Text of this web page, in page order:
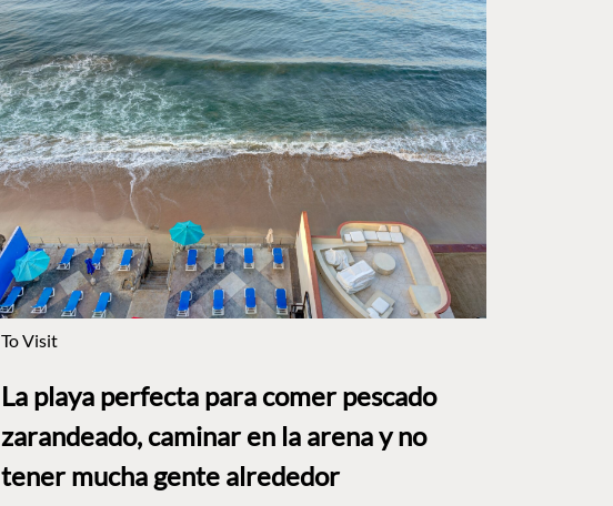
To Visit
La playa perfecta para comer pescado
zarandeado, caminar en la arena y no
tener mucha gente alrededor